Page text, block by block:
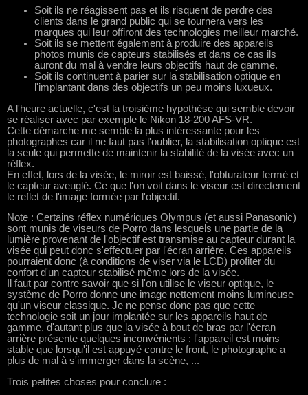
Soit ils ne réagissent pas et ils risquent de perdre des
clients dans le grand public qui se tournera vers les
marques qui leur offiront des technologies meilleur marché.
Soit ils se mettent également à produire des appareils
photos munis de capteurs stabilisés et dans ce cas ils
auront du mal à vendre leurs objectifs haut de gamme.
Soit ils continuent à parier sur la stabilisation optique en
l'implantant dans des objectifs un peu moins luxueux.
A l'heure actuelle, c'est la troisième hypothèse qui semble devoir
se réaliser avec par exemple le Nikon 18-200 AFS-VR.
Cette démarche me semble la plus intéressante pour les
photographes car il ne faut pas l'oublier, la stabilisation optique est
la seule qui permette de maintenir la stabilité de la visée avec un
réflex.
En effet, lors de la visée, le miroir est baissé, l'obturateur fermé et
le capteur aveuglé. Ce que l'on voit dans le viseur est directement
le reflet de l'image formée par l'objectif.
Note : Certains réflex numériques Olympus (et aussi Panasonic)
sont munis de viseurs de Porro dans lesquels une partie de la
lumière provenant de l'objectif est transmise au capteur durant la
visée qui peut donc s'effectuer par l'écran arrière. Ces appareils
pourraient donc (à conditions de viser via le LCD) profiter du
confort d'un capteur stabilisé même lors de la visée.
Il faut par contre savoir que si l'on utilise le viseur optique, le
système de Porro donne une image nettement moins lumineuse
qu'un viseur classique. Je ne pense donc pas que cette
technologie soit un jour implantée sur les appareils haut de
gamme, d'autant plus que la visée à bout de bras par l'écran
arrière présente quelques inconvénients : l'appareil est moins
stable que lorsqu'il est appuyé contre le front, le photographe a
plus de mal à s'immerger dans la scène, ...
Trois petites choses pour conclure :